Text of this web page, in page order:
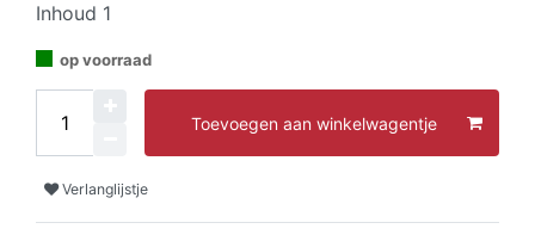
Inhoud 1
op voorraad
Toevoegen aan winkelwagentje
Verlanglijstje